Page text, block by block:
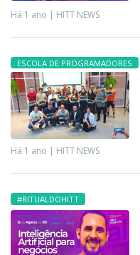
Há 1 ano | HITT NEWS
ESCOLA DE PROGRAMADORES
Há 1 ano | HITT NEWS
#RITUALDOHITT